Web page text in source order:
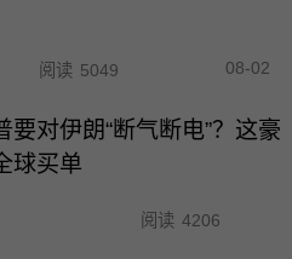
阅读 5049 08-02
要对伊朗“断气断电”？这豪
球买单
阅读 4206